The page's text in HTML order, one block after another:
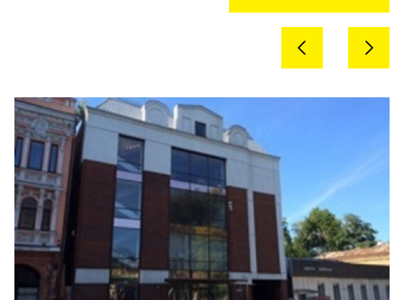
Previous Next